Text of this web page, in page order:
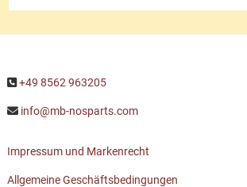
+49 8562 963205
info@mb-nosparts.com
Impressum und Markenrecht
Allgemeine Geschäftsbedingungen